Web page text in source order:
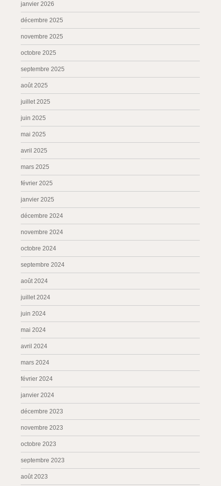
janvier 2026
décembre 2025
novembre 2025
octobre 2025
septembre 2025
août 2025
juillet 2025
juin 2025
mai 2025
avril 2025
mars 2025
février 2025
janvier 2025
décembre 2024
novembre 2024
octobre 2024
septembre 2024
août 2024
juillet 2024
juin 2024
mai 2024
avril 2024
mars 2024
février 2024
janvier 2024
décembre 2023
novembre 2023
octobre 2023
septembre 2023
août 2023